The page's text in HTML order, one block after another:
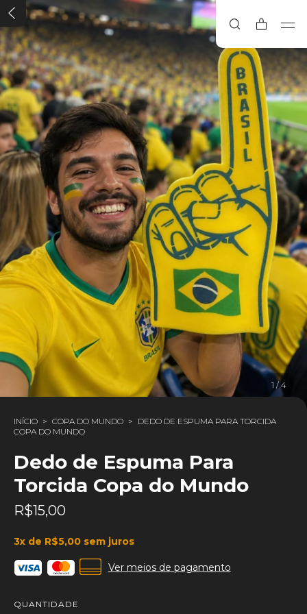
1 /4
INÍCIO > COPA DO MUNDO > DEDO DE ESPUMA PARA TORCIDA
COPA DO MUNDO
Dedo de Espuma Para
Torcida Copa do Mundo
R$15,00
3x de R$5,00 sem juros
Ver meios de pagamento
QUANTIDADE